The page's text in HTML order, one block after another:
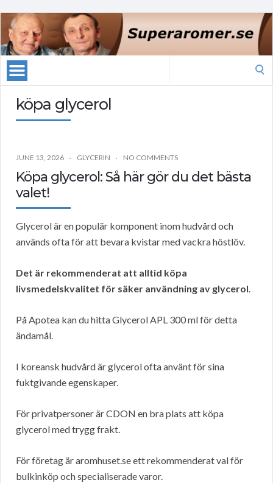
köpa glycerol
JUNE 13, 2026 GLYCERIN NO COMMENTS
Köpa glycerol: Så här gör du det bästa
valet!
Glycerol är en populär komponent inom hudvård och
används ofta för att bevara kvistar med vackra höstlöv.
Det är rekommenderat att alltid köpa
livsmedelskvalitet för säker användning av glycerol.
På Apotea kan du hitta Glycerol APL 300 ml för detta
ändamål.
I koreansk hudvård är glycerol ofta använt för sina
fuktgivande egenskaper.
För privatpersoner är CDON en bra plats att köpa
glycerol med trygg frakt.
För företag är aromhuset.se ett rekommenderat val för
bulkinköp och specialiserade varor.